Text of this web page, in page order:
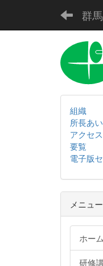
群
組織
所長あ
アクセス
要覧
電子版
メニュー
ホーム
研修